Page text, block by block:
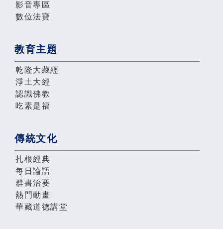
影音專區
數位法寶
教育主題
乾隆大藏經
淨土大經
認識佛教
吃素是福
傳統文化
扎根經典
每日論語
群書治要
熱門動畫
華藏道德講堂